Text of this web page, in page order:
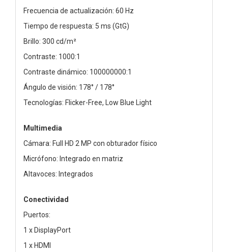
Frecuencia de actualización: 60 Hz
Tiempo de respuesta: 5 ms (GtG)
Brillo: 300 cd/m²
Contraste: 1000:1
Contraste dinámico: 100000000:1
Ángulo de visión: 178° / 178°
Tecnologías: Flicker-Free, Low Blue Light
Multimedia
Cámara: Full HD 2 MP con obturador físico
Micrófono: Integrado en matriz
Altavoces: Integrados
Conectividad
Puertos:
1 x DisplayPort
1 x HDMI